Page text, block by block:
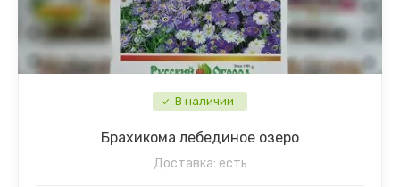
В наличии
Брахикома лебединое озеро
Доставка: есть